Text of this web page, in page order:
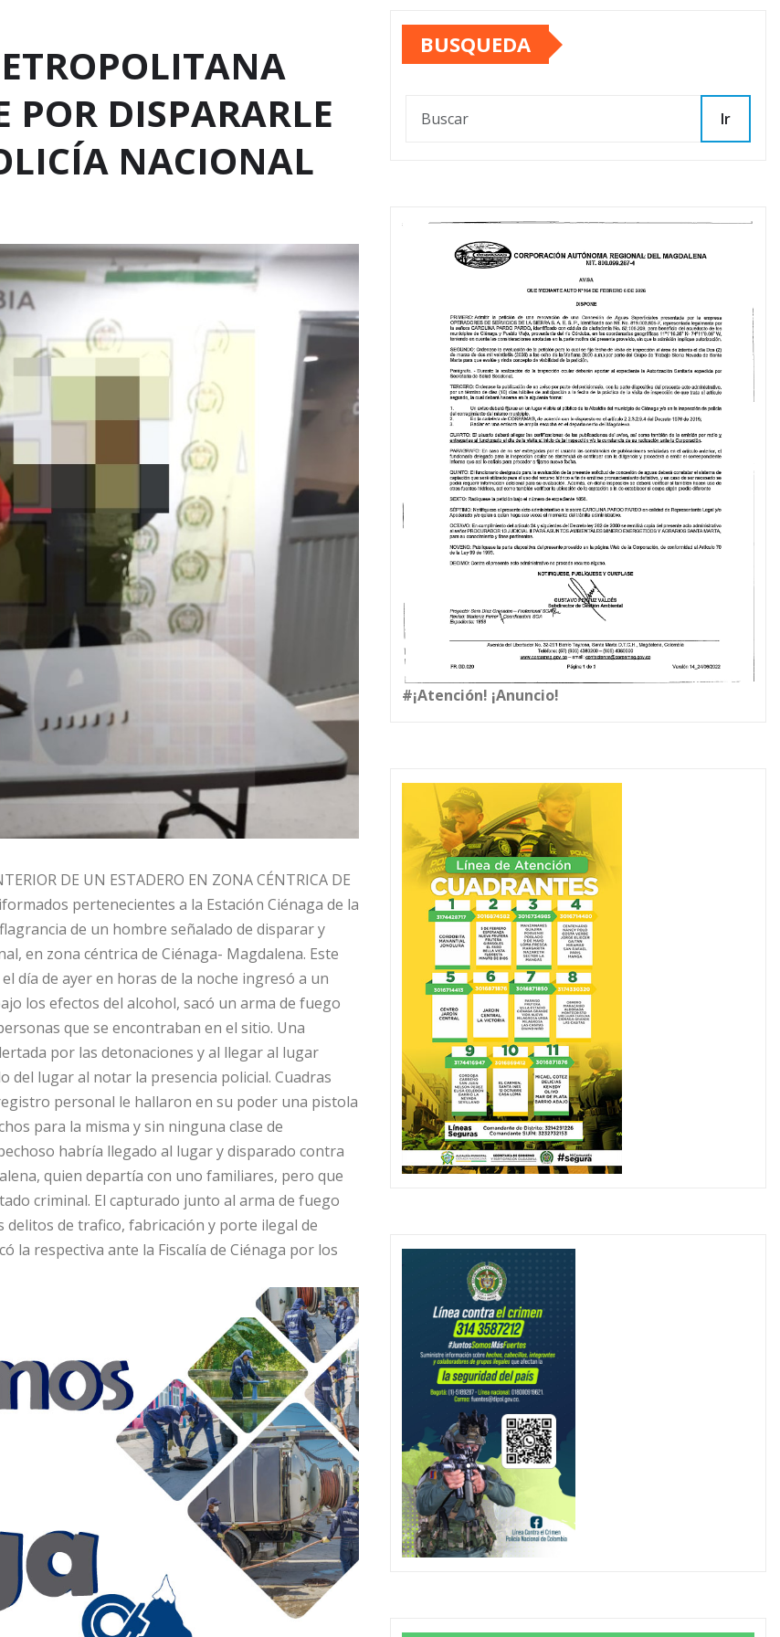
DISPARARLE
NACIONAL
DE UN ESTADERO EN ZONA CÉNTRICA DE
pertenecientes a la Estación Ciénaga de la
de un hombre señalado de disparar y
en zona céntrica de Ciénaga- Magdalena. Este
día de ayer en horas de la noche ingresó a un
los efectos del alcohol, sacó un arma de fuego
que se encontraban en el sitio. Una
por las detonaciones y al llegar al lugar
del lugar al notar la presencia policial. Cuadras
personal le hallaron en su poder una pistola
para la misma y sin ninguna clase de
habría llegado al lugar y disparado contra
quien departía con uno familiares, pero que
criminal. El capturado junto al arma de fuego
de trafico, fabricación y porte ilegal de
la respectiva ante la Fiscalía de Ciénaga por los
BUSQUEDA
Ir
#¡Atención! ¡Anuncio!